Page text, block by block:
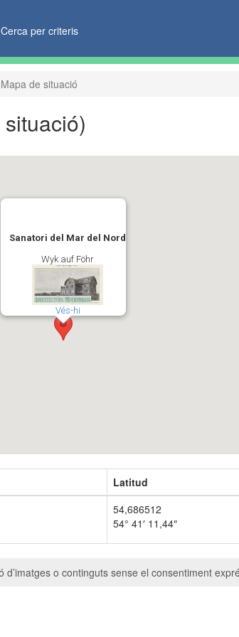
Cerca per criteris
Mapa de situació
Sanatori del Mar del Nord
Wyk auf Föhr
Vés-hi
Latitud
54,686512
54° 41′ 11,44″
d’imatges o continguts sense el consentiment